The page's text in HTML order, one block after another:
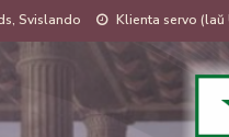
Svislando Klienta servo (laŭ